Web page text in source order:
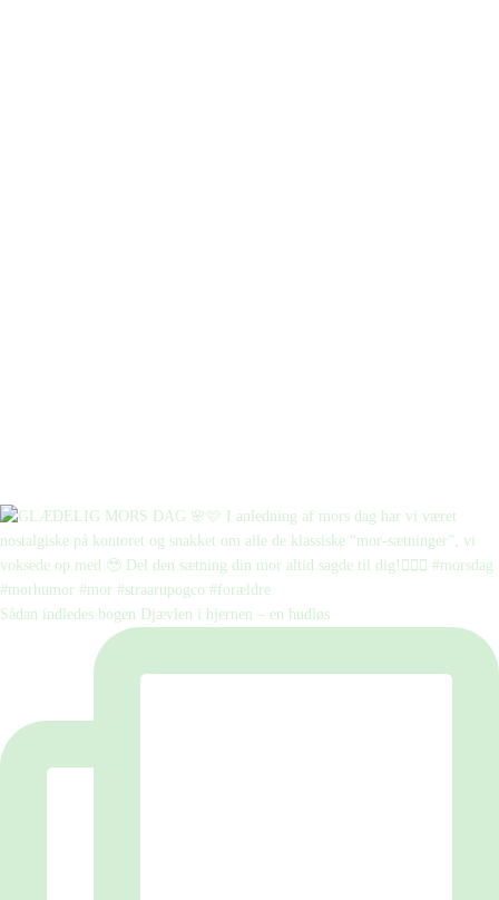
Sådan indledes bogen Djævlen i hjernen – en hudløs